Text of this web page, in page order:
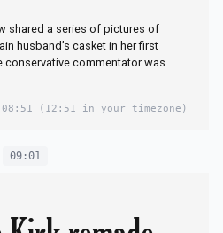
shared a series of pictures of
husband’s casket in her first
commentator was
08:51 (12:51 in your timezone)
09:01